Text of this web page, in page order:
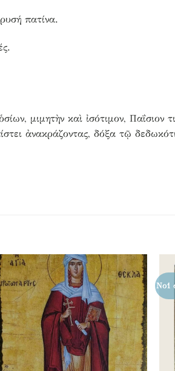
πατίνα.
μιμητὴν καὶ ἰσότιμον, Παΐσιον
ἀνακράζοντας, δόξα τῷ
Προσθήκη
στα
αγαπημένα
Νο1